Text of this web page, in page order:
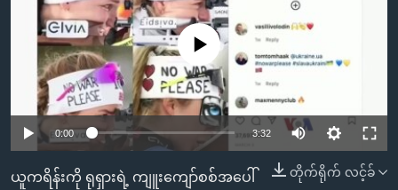
ညွန်း
စာမျက်နှာ
အစ္စရေး-ပါလက်စတိုင်း
အင်္ဂလိပ်စာလေ့လာမယ်
အမေရိကန်သုံးအီဒီယံ
မကြေးမုံရဲ့ အင်္ဂလိပ်စာ
ရုပ်ရှင်ထဲက အင်္ဂလိပ်စာ
သုတပဒေသာ အင်္ဂလိပ်စာ
အပတ်စဉ်ကဏ္ဍများ
ရေဒီယို
တီဗွီ
ရေဒီယိုနှင့်ရုပ်သံ အချက်အလက်များ
ရေဒီယို/တီဗွီအစီအစဉ်
Learning English
No media source currently available
0:00 3:32
တိုက်ရိုက် လင့်ခ်
ယူကရိန်းကို ရုရှားရဲ့ ကျူးကျော်စစ်အပေါ်